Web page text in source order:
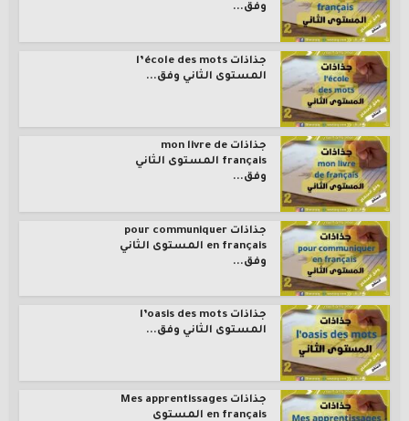
وفق...
جذاذات l’école des mots
المستوى الثاني وفق...
جذاذات mon livre de
français المستوى الثاني
وفق...
جذاذات pour communiquer
en français المستوى الثاني
وفق...
جذاذات l’oasis des mots
المستوى الثاني وفق...
جذاذات Mes apprentissages
en français المستوى